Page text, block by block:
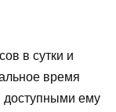
в сутки и
время
доступными ему